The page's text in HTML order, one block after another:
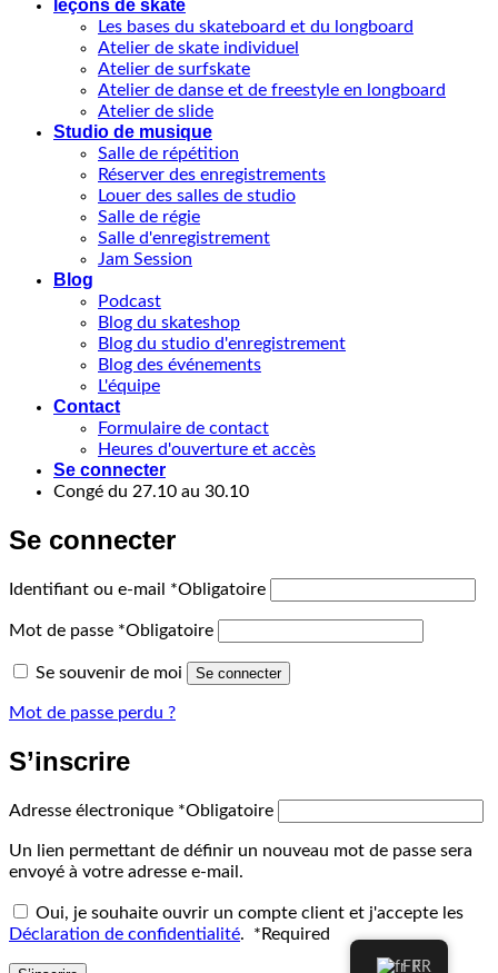
leçons de skate
Les bases du skateboard et du longboard
Atelier de skate individuel
Atelier de surfskate
Atelier de danse et de freestyle en longboard
Atelier de slide
Studio de musique
Salle de répétition
Réserver des enregistrements
Louer des salles de studio
Salle de régie
Salle d'enregistrement
Jam Session
Blog
Podcast
Blog du skateshop
Blog du studio d'enregistrement
Blog des événements
L'équipe
Contact
Formulaire de contact
Heures d'ouverture et accès
Se connecter
Congé du 27.10 au 30.10
FR
Se connecter
Identifiant ou e-mail *Obligatoire
Mot de passe *Obligatoire
Se souvenir de moi Se connecter
Mot de passe perdu ?
S’inscrire
Adresse électronique *Obligatoire
Un lien permettant de définir un nouveau mot de passe sera
envoyé à votre adresse e-mail.
Oui, je souhaite ouvrir un compte client et j'accepte les
Déclaration de confidentialité. * Required